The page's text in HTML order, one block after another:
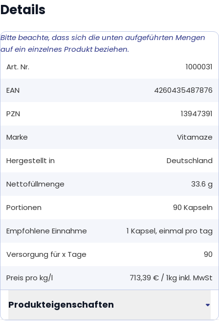
Details
Bitte beachte, dass sich die unten aufgeführten Mengen
auf ein einzelnes Produkt beziehen.
Art. Nr.
1000031
EAN 4260435487876
PZN 13947391
Marke Vitamaze
Hergestellt in Deutschland
Nettofüllmenge 33.6 g
Portionen 90 Kapseln
Empfohlene Einnahme 1 Kapsel,einmal pro tag
Versorgung für x Tage 90
Preis pro kg/l 713,39 € / 1kg inkl. MwSt
Produkteigenschaften